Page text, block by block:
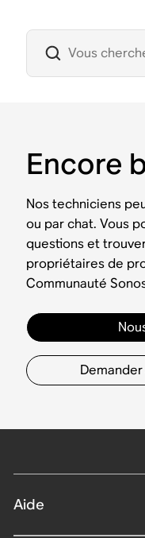
Encore
Nos techniciens
ou par chat. Vous
questions et
propriétaires de
Communauté
Aide